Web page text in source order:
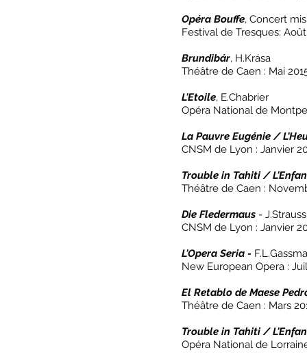
Opéra Bouffe, Concert
Festival de Tresques: Août
Brundibár, H.Krása
Théâtre de Caen : Mai
L'Etoile, E.Chabrier
Opéra National de
La Pauvre Eugénie /
CNSM de Lyon : Janvier
Trouble in Tahiti /
Théâtre de Caen :
Die Fledermaus - J.Strauss
CNSM de Lyon : Janvier
L'Opera Seria -
New European Opera :
El Retablo de Maese
Théâtre de Caen : Mars
Trouble in Tahiti /
Opéra National de